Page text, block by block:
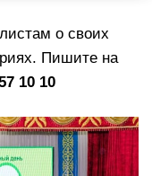
в
и
г
о своих
Пишите на
10 10